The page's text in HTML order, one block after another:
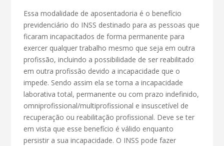
Essa modalidade de aposentadoria é o benefício
previdenciário do INSS destinado para as pessoas que
ficaram incapacitados de forma permanente para
exercer qualquer trabalho mesmo que seja em outra
profissão, incluindo a possibilidade de ser reabilitado
em outra profissão devido a incapacidade que o
impede. Sendo assim ela se torna a incapacidade
laborativa total, permanente ou com prazo indefinido,
omniprofissional/multiprofissional e insuscetível de
recuperação ou reabilitação profissional. Deve se ter
em vista que esse benefício é válido enquanto
persistir a sua incapacidade. O INSS pode fazer